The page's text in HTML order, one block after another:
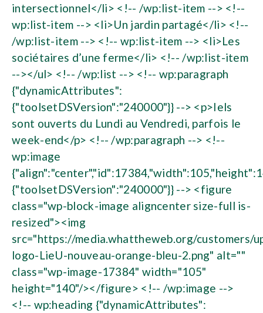
intersectionnel</li> <!-- /wp:list-item --> <!--
wp:list-item --> <li>Un jardin partagé</li> <!--
/wp:list-item --> <!-- wp:list-item --> <li>Les
sociétaires d’une ferme</li> <!-- /wp:list-item
--></ul> <!-- /wp:list --> <!-- wp:paragraph
{"dynamicAttributes":
{"toolsetDSVersion":"240000"}} --> <p>Iels
sont ouverts du Lundi au Vendredi, parfois le
week-end</p> <!-- /wp:paragraph --> <!--
wp:image
{"toolsetDSVersion":"240000"}} --> <figure
class="wp-block-image aligncenter size-full is-
resized"><img
src="https://media.whattheweb.org/
logo-LieU-nouveau-orange-bleu-2.png" alt=""
class="wp-image-17384" width="105"
height="140"/></figure> <!-- /wp:image -->
<!-- wp:heading {"dynamicAttributes":